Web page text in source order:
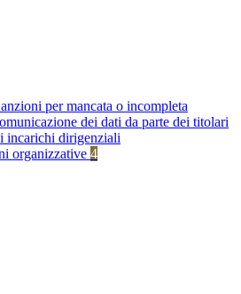
per mancata o incompleta
dei dati da parte dei titolari
incarichi dirigenziali
organizzative 4